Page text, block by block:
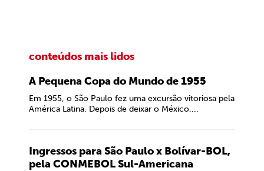
conteúdos mais lidos
A Pequena Copa do Mundo de 1955
Em 1955, o São Paulo fez uma excursão vitoriosa pela
América Latina. Depois de deixar o México,...
Ingressos para São Paulo x Bolívar-BOL,
pela CONMEBOL Sul-Americana